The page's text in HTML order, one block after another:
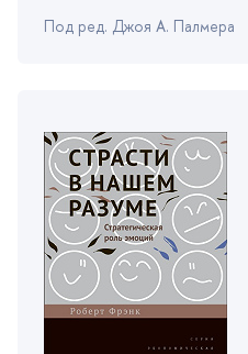
Под ред. Джоя А. Палмера